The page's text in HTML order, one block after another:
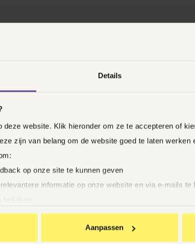
Details
deze website. Klik hieronder om ze te accepteren of
zijn van belang om de website goed te laten werken
op onze site te kunnen geven
informatie op onze website en via e-mails te
BrandMR op andere sites te krijgen
te zien
Aanpassen
dat je keuken niet voldoet aan je
weten aan je leverancier. Het is verstandig om
uiteen te zetten. Het is dan aan de
je leverancier dat er sprake is van non-
BIJ NON-CONFORMITEIT?
dat je keuken niet voldoet? Dan heb je in de